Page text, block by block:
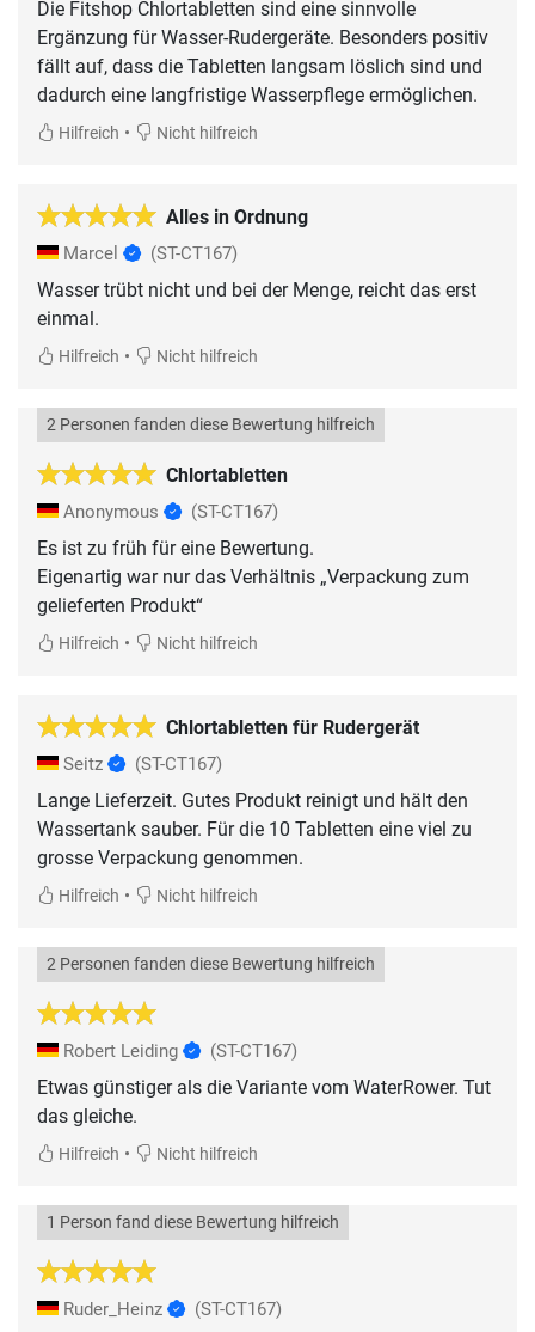
Die Fitshop Chlortabletten sind eine sinnvolle
Ergänzung für Wasser-Rudergeräte. Besonders positiv
fällt auf, dass die Tabletten langsam löslich sind und
dadurch eine langfristige Wasserpflege ermöglichen.
Hilfreich • Nicht hilfreich
Alles in Ordnung
Marcel (ST-CT167)
Wasser trübt nicht und bei der Menge, reicht das erst
einmal.
Hilfreich • Nicht hilfreich
Chlortabletten
2 Personen fanden diese Bewertung hilfreich
Anonymous (ST-CT167)
Es ist zu früh für eine Bewertung.
Eigenartig war nur das Verhältnis „Verpackung zum
gelieferten Produkt“
Hilfreich • Nicht hilfreich
Chlortabletten für Rudergerät
Seitz (ST-CT167)
Lange Lieferzeit. Gutes Produkt reinigt und hält den
Wassertank sauber. Für die 10 Tabletten eine viel zu
grosse Verpackung genommen.
Hilfreich • Nicht hilfreich
2 Personen fanden diese Bewertung hilfreich
Robert Leiding (ST-CT167)
Etwas günstiger als die Variante vom WaterRower. Tut
das gleiche.
Hilfreich • Nicht hilfreich
1 Person fand diese Bewertung hilfreich
Ruder_Heinz (ST-CT167)